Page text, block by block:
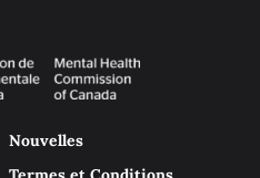
Nouvelles